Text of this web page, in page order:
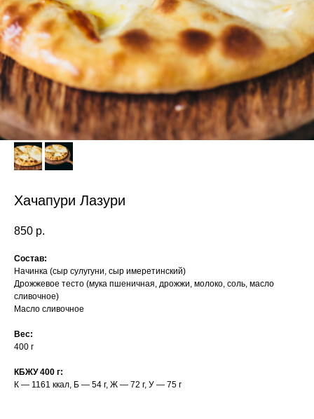
Хачапури Лазури
850 р.
Состав:
Начинка (сыр сулугуни, сыр имеретинский)
Дрожжевое тесто (мука пшеничная, дрожжи, молоко, соль, масло
сливочное)
Масло сливочное
Вес:
400 г
КБЖУ 400 г:
К — 1161 ккал, Б — 54 г, Ж — 72 г, У — 75 г